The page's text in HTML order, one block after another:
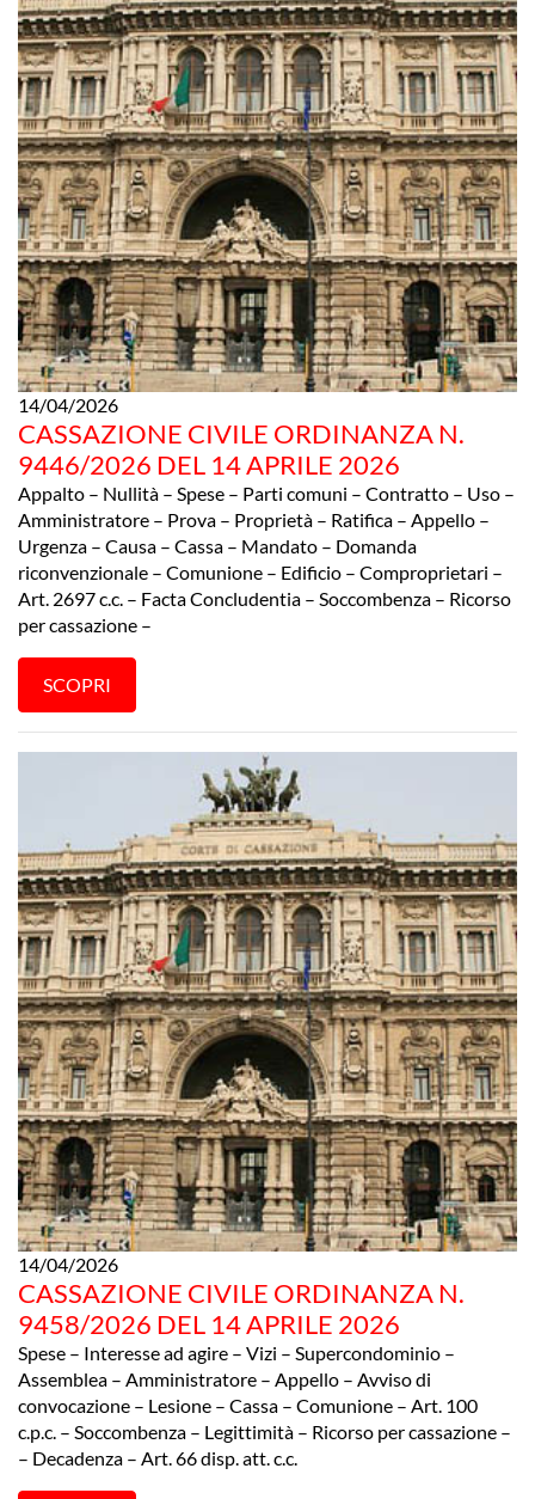
14/04/2026
CASSAZIONE CIVILE ORDINANZA N.
9446/2026 DEL 14 APRILE 2026
Appalto – Nullità – Spese – Parti comuni – Contratto – Uso –
Amministratore – Prova – Proprietà – Ratifica – Appello –
Urgenza – Causa – Cassa – Mandato – Domanda
riconvenzionale – Comunione – Edificio – Comproprietari –
Art. 2697 c.c. – Facta Concludentia – Soccombenza – Ricorso
per cassazione –
SCOPRI
14/04/2026
CASSAZIONE CIVILE ORDINANZA N.
9458/2026 DEL 14 APRILE 2026
Spese – Interesse ad agire – Vizi – Supercondominio –
Assemblea – Amministratore – Appello – Avviso di
convocazione – Lesione – Cassa – Comunione – Art. 100
c.p.c. – Soccombenza – Legittimità – Ricorso per cassazione –
– Decadenza – Art. 66 disp. att. c.c.